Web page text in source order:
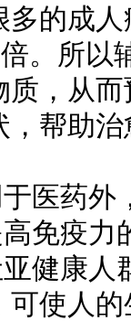
多的成
。所以
质，从
，帮助
医药
免疫
健康
可使人